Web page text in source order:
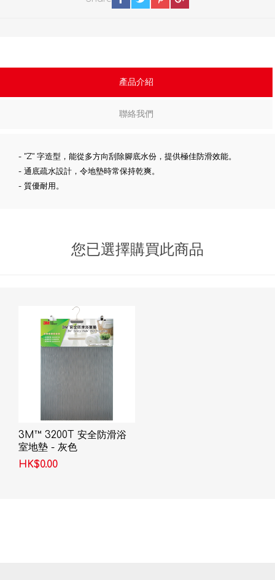
產品介紹
聯絡我們
- "Z" 字造型，能從多方向刮除腳底水份，提供極佳防滑效能。
- 通底疏水設計，令地墊時常保持乾爽。
- 質優耐用。
您已選擇購買此商品
3M™ 3200T 安全防滑浴
室地墊 - 灰色
HK$0.00